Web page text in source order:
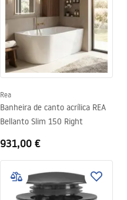
Rea
Banheira de canto acrílica REA
Bellanto Slim 150 Right
931,00 €